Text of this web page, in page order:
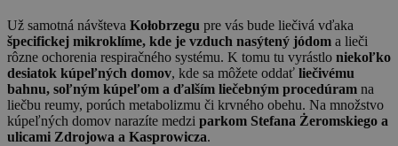
Už samotná návšteva Kołobrzegu pre vás bude liečivá vďaka
špecifickej mikroklíme, kde je vzduch nasýtený jódom a lieči
rôzne ochorenia respiračného systému. K tomu tu vyrástlo niekoľko
desiatok kúpeľných domov, kde sa môžete oddať liečivému
bahnu, soľným kúpeľom a ďalším liečebným procedúram na
liečbu reumy, porúch metabolizmu či krvného obehu. Na množstvo
kúpeľných domov narazíte medzi parkom Stefana Żeromskiego a
ulicami Zdrojowa a Kasprowicza.